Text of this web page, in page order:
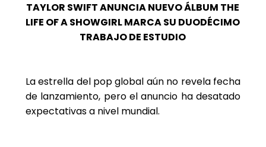
TAYLOR SWIFT ANUNCIA NUEVO ÁLBUM THE
LIFE OF A SHOWGIRL MARCA SU DUODÉCIMO
TRABAJO DE ESTUDIO
La estrella del pop global aún no revela fecha
de lanzamiento, pero el anuncio ha desatado
expectativas a nivel mundial.